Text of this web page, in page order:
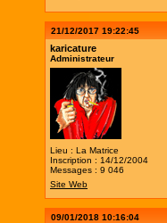
21/12/2017 19:22:45
karicature
Administrateur
Lieu : La Matrice
Inscription : 14/12/2004
Messages : 9 046
Site Web
09/01/2018 10:16:04